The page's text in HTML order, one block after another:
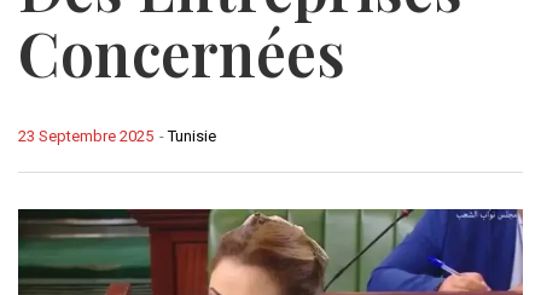
Concernées
-Tunisie
23 Septembre 2025